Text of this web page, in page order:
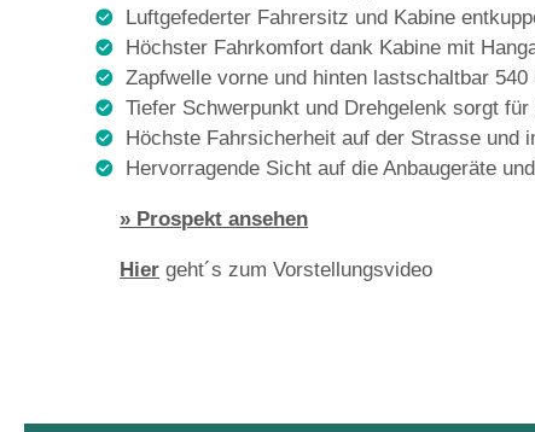
Luftgefederter Fahrersitz und Kabine
Höchster Fahrkomfort dank Kabine mit
Zapfwelle vorne und hinten lastschaltbar 540
Tiefer Schwerpunkt und Drehgelenk sorgt
Höchste Fahrsicherheit auf der Strasse und
Hervorragende Sicht auf die Anbaugeräte
» Prospekt ansehen
Hier geht´s zum Vorstellungsvideo